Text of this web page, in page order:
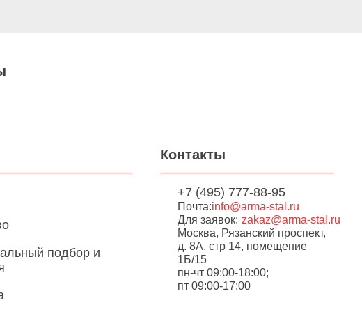
подбор и
Контакты
+7 (495) 777-88-95
Почта:info@arma-stal.ru
Для заявок: zakaz@arma-stal.ru
Москва, Рязанский проспект,
д. 8А, стр 14, помещение
1Б/15
пн-чт 09:00-18:00;
пт 09:00-17:00